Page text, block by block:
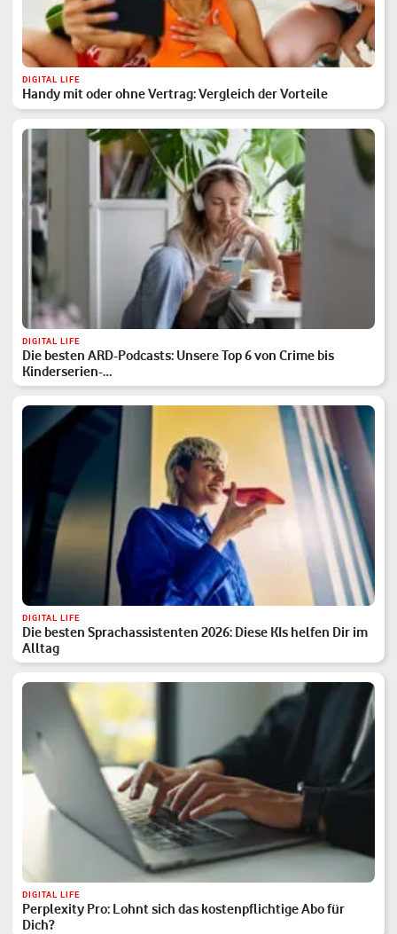
DIGITAL LIFE
Handy mit oder ohne Vertrag: Vergleich der Vorteile
DIGITAL LIFE
Die besten ARD-Podcasts: Unsere Top 6 von Crime bis
Kinderserien-…
DIGITAL LIFE
Die besten Sprachassistenten 2026: Diese KIs helfen Dir im
Alltag
DIGITAL LIFE
Perplexity Pro: Lohnt sich das kostenpflichtige Abo für
Dich?